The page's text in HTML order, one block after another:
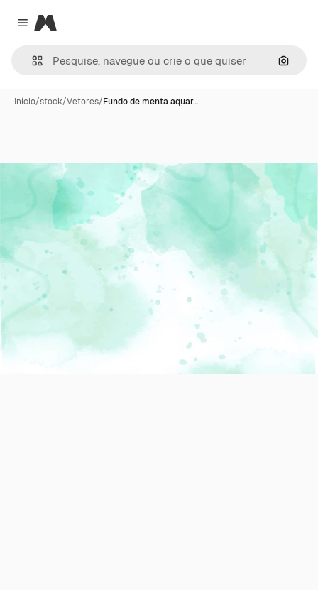
Close menu
Magnific
Início/stock/Vetores/Fundo de menta aquar…